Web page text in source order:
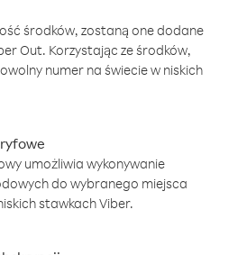
środków, zostaną one dodane
Out. Korzystając ze środków,
numer na świecie w niskich
umożliwia wykonywanie
do wybranego miejsca
stawkach Viber.